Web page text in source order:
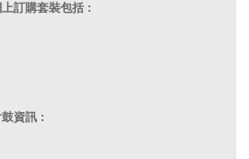
訂購套裝包括 :
資訊 :